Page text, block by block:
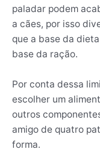
paladar podem
a cães, por isso
que a base da
base da ração.
Por conta dessa
escolher um
outros
amigo de quatro
forma.